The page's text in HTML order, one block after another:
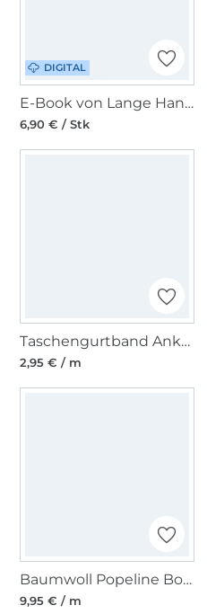
DIGITAL
E-Book von Lange Hand Kuschelwal
6,90 € / Stk
Taschengurtband Anker 37 mm, royalblau
2,95 € / m
Baumwoll Popeline Boote, vanille
9,95 € / m